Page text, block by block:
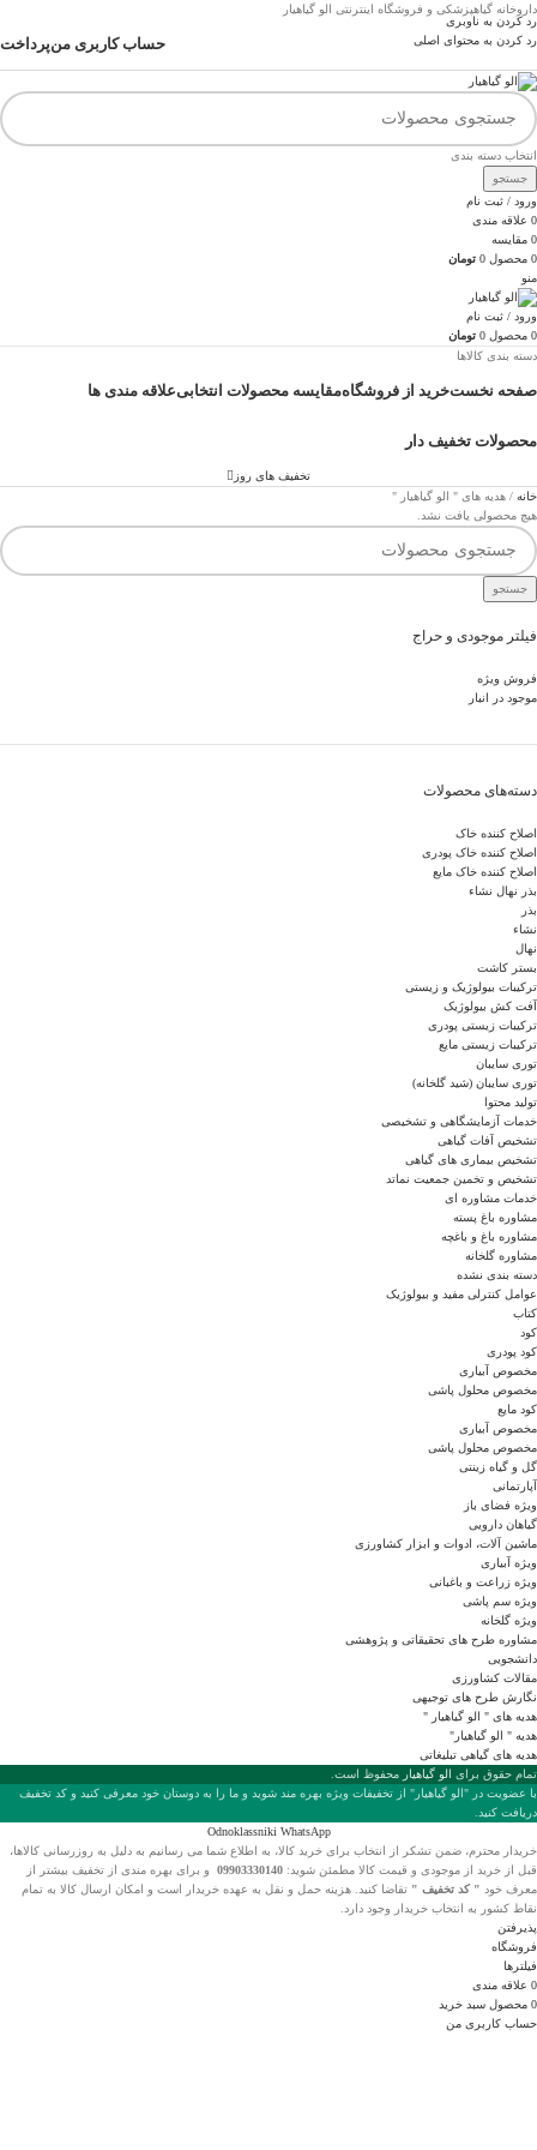
رد کردن به ناوبری
رد کردن به محتوای اصلی
داروخانه گیاهپزشکی و فروشگاه اینترنتی الو گیاهیار
حساب کاربری منپرداخت
انتخاب دسته بندی
جستجو
ورود / ثبت نام
0 علاقه مندی
0 مقایسه
0 محصول 0 تومان
منو
ورود / ثبت نام
0 محصول 0 تومان
دسته بندی کالاها
صفحه نخستخرید از فروشگاهمقایسه محصولات انتخابیعلاقه مندی ها
محصولات تخفیف دار
تخفیف های روز
فیلتر موجودی و حراج
فروش ویژه
موجود در انبار
دسته‌های محصولات
اصلاح کننده خاک
اصلاح کننده خاک پودری
اصلاح کننده خاک مایع
بذر نهال نشاء
بذر
نشاء
نهال
بستر کاشت
ترکیبات بیولوژیک و زیستی
آفت کش بیولوژیک
ترکیبات زیستی پودری
ترکیبات زیستی مایع
توری سایبان
توری سایبان (شید گلخانه)
تولید محتوا
خدمات آزمایشگاهی و تشخیصی
تشخیص آفات گیاهی
تشخیص بیماری های گیاهی
تشخیص و تخمین جمعیت نماتد
خدمات مشاوره ای
مشاوره باغ پسته
مشاوره باغ و باغچه
مشاوره گلخانه
دسته بندی نشده
عوامل کنترلی مفید و بیولوژیک
کتاب
کود
کود پودری
مخصوص آبیاری
مخصوص محلول پاشی
کود مایع
مخصوص آبیاری
مخصوص محلول پاشی
گل و گیاه زینتی
آپارتمانی
ویژه فضای باز
گیاهان دارویی
ماشین آلات، ادوات و ابزار کشاورزی
ویژه آبیاری
ویژه زراعت و باغبانی
ویژه سم پاشی
ویژه گلخانه
مشاوره طرح های تحقیقاتی و پژوهشی
دانشجویی
مقالات کشاورزی
نگارش طرح های توجیهی
هدیه های " الو گیاهیار "
هدیه " الو گیاهیار"
هدیه های گیاهی تبلیغاتی
خانه
هدیه های " الو گیاهیار "
هیچ محصولی یافت نشد.
جستجو
تمام حقوق برای الو گیاهیار محفوظ است.
با عضويت در "الو گیاهیار" از تخفیفات ویژه بهره مند شوید و ما را به دوستان خود معرفی کنید و کد تخفیف
دریافت کنید.
Odnoklassniki WhatsApp
خریدار محترم، ضمن تشکر از انتخاب برای خرید کالا، به اطلاع شما می رسانیم به دلیل به روزرسانی کالاها،
قبل از خرید از موجودی و قیمت کالا مطمئن شوید: 09903330140 و برای بهره مندی از تخفیف بیشتر از
معرف خود " کد تخفیف " تقاضا کنید. هزینه حمل و نقل به عهده خریدار است و امکان ارسال کالا به تمام
نقاط کشور به انتخاب خریدار وجود دارد.
پذیرفتن
فروشگاه
فیلترها
0 علاقه مندی
0 محصول سبد خرید
حساب کاربری من